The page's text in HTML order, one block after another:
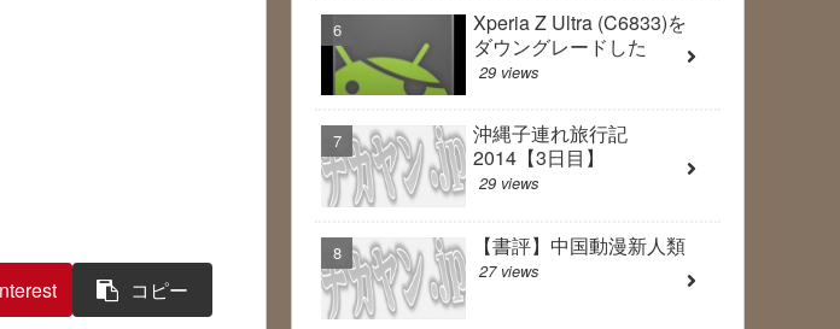
コピー
Xperia Z Ultra (C6833)を
ダウングレードした
29 views
沖縄子連れ旅行記
2014【3日目】
29 views
【書評】中国動漫新人類
27 views